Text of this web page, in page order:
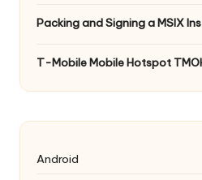
Packing and Signing a MSIX
T-Mobile Mobile Hotspot
Android